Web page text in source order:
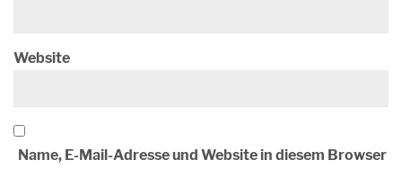
Website
Name, E-Mail-Adresse und Website in diesem Browser